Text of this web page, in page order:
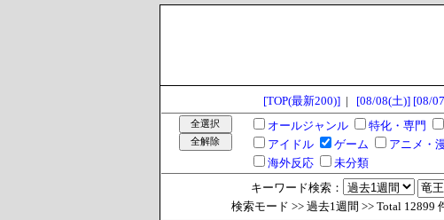
[TOP(最新200)]| [08/08(土)] [08/
オールジャンル
特化・専門
アイドル
ゲーム アニメ・
海外反応
未分類
キーワード検索：
検索モード >> 過去1週間 >> Total 12899